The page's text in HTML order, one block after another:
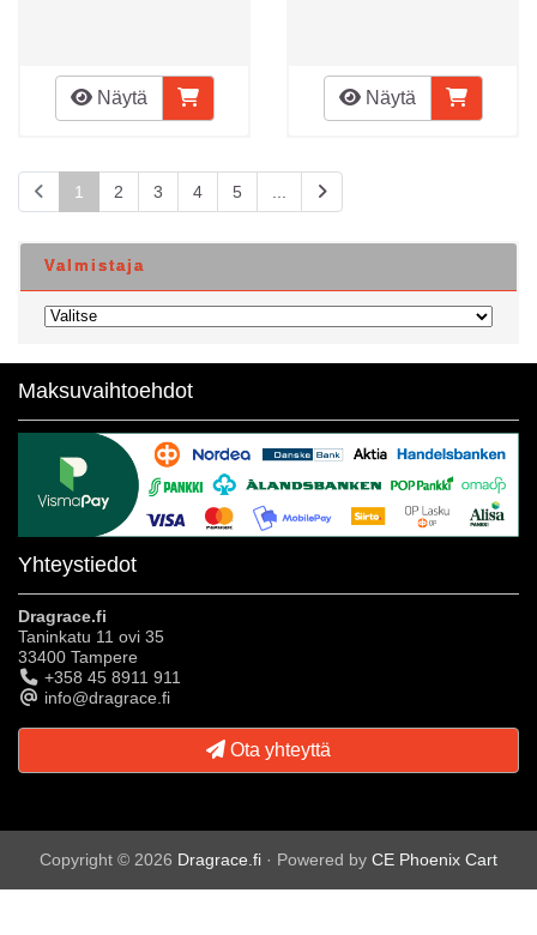
Näytä Näytä
1 2 3 4 5
Valmistaja
Maksuvaihtoehdot
Yhteystiedot
Dragrace.fi
Taninkatu 11 ovi 35
33400 Tampere
+358 45 8911 911
info@dragrace.fi
Ota yhteyttä
Copyright © 2026 Dragrace.fi · Powered by CE Phoenix Cart